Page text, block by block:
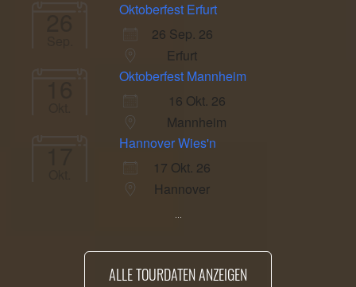
26
Oktoberfest Erfurt
26 Sep. 26
Erfurt
16
Oktoberfest Mannheim
16 Okt. 26
Mannheim
17
Hannover Wies'n
17 Okt. 26
Hannover
...
ALLE TOURDATEN ANZEIGEN